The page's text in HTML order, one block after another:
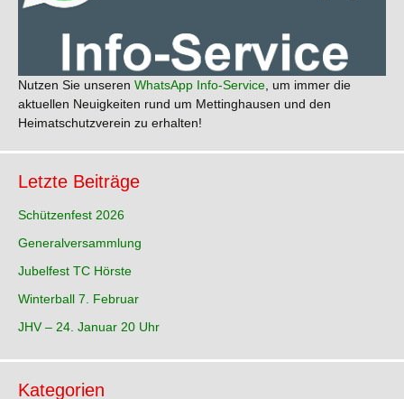
Nutzen Sie unseren WhatsApp Info-Service , um immer die
aktuellen Neuigkeiten rund um Mettinghausen und den
Heimatschutzverein zu erhalten!
Letzte Beiträge
Schützenfest 2026
Generalversammlung
Jubelfest TC Hörste
Winterball 7. Februar
JHV – 24. Januar 20 Uhr
Kategorien